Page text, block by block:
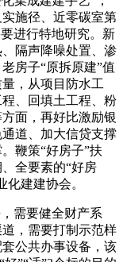
施径、近零碳室第
进行特地研究。新
隔声降噪处置、渗
房子“原拆原建”值
，从项目防水工
、回填土工程、粉
面，再好比激励银
道、加大信贷支撑
鞭策“好房子”扶
全要素的“好房
建建协会。
需要健全财产系
，需要打制示范样
公共办事设备，该